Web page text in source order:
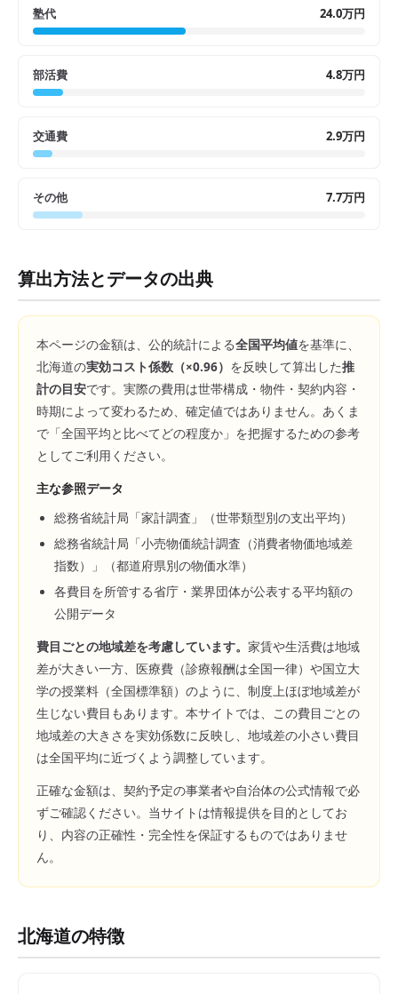
塾代 24.0万円
部活費 4.8万円
交通費 2.9万円
その他 7.7万円
算出方法とデータの出典
本ページの金額は、公的統計による全国平均値を基準に、
北海道の実効コスト係数（×0.96） を反映して算出した推
計の目安です。実際の費用は世帯構成・物件・契約内容・
時期によって変わるため、確定値ではありません。あくま
で「全国平均と比べてどの程度か」を把握するための参考
としてご利用ください。
主な参照データ
総務省統計局「家計調査」（世帯類型別の支出平均）
総務省統計局「小売物価統計調査（消費者物価地域差
指数）」（都道府県別の物価水準）
各費目を所管する省庁・業界団体が公表する平均額の
公開データ
費目ごとの地域差を考慮しています。 家賃や生活費は地域
差が大きい一方、医療費（診療報酬は全国一律）や国立大
学の授業料（全国標準額）のように、制度上ほぼ地域差が
生じない費目もあります。本サイトでは、この費目ごとの
地域差の大きさを実効係数に反映し、地域差の小さい費目
は全国平均に近づくよう調整しています。
正確な金額は、契約予定の事業者や自治体の公式情報で必
ずご確認ください。当サイトは情報提供を目的としてお
り、内容の正確性・完全性を保証するものではありませ
ん。
北海道の特徴